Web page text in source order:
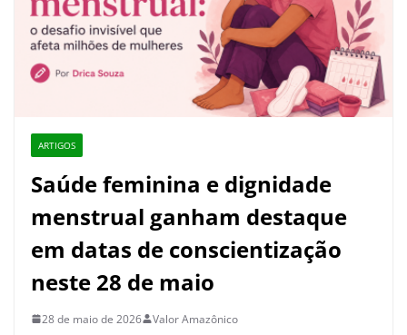
ARTIGOS
Saúde feminina e dignidade
menstrual ganham destaque
em datas de conscientização
neste 28 de maio
28 de maio de 2026 Valor Amazônico